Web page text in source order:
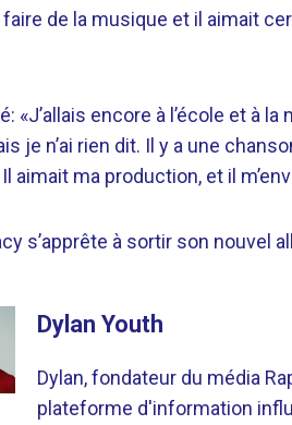
de la musique et il aimait
«J’allais encore à l’école et à
je n’ai rien dit. Il y a une
aimait ma production, et il
s’apprête à sortir son nouvel
Dylan Youth
Dylan, fondateur du média
plateforme d'information